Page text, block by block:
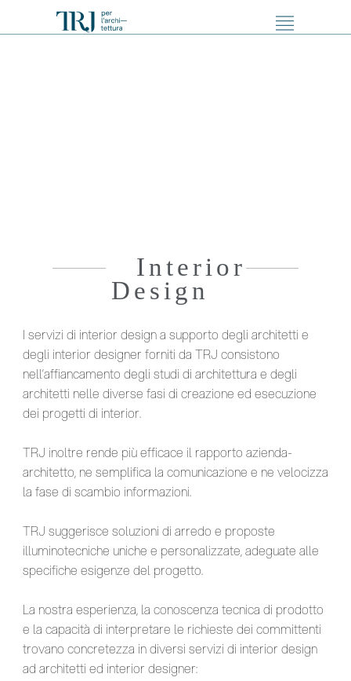
Interior
Design
I servizi di interior design a supporto degli architetti e
degli interior designer forniti da TRJ consistono
nell’affiancamento degli studi di architettura e degli
architetti nelle diverse fasi di creazione ed esecuzione
dei progetti di interior.
TRJ inoltre rende più efficace il rapporto azienda-
architetto, ne semplifica la comunicazione e ne velocizza
la fase di scambio informazioni.
TRJ suggerisce soluzioni di arredo e proposte
illuminotecniche uniche e personalizzate, adeguate alle
specifiche esigenze del progetto.
La nostra esperienza, la conoscenza tecnica di prodotto
e la capacità di interpretare le richieste dei committenti
trovano concretezza in diversi servizi di interior design
ad architetti ed interior designer: